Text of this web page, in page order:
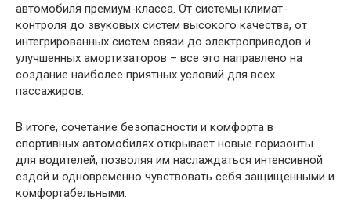
автомобиля премиум-класса. От системы климат-
контроля до звуковых систем высокого качества, от
интегрированных систем связи до электроприводов и
улучшенных амортизаторов – все это направлено на
создание наиболее приятных условий для всех
пассажиров.
В итоге, сочетание безопасности и комфорта в
спортивных автомобилях открывает новые горизонты
для водителей, позволяя им наслаждаться интенсивной
ездой и одновременно чувствовать себя защищенными и
комфортабельными.